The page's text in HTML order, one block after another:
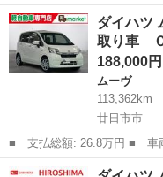
名： ダイハツ ■ 車種名
Ｇ ナビ・フルセグ・ドライ
ディオ・フル...
広島 山県郡 ムーヴ
ダイハツ
取り車
188,000円
ムーヴ
113,362km
廿日市市
■ 支払総額: 26.8万円 ■ 車両本体価格： 188,000 円 ■ メーカー
名： ダイハツ ■ 車種名
広島 廿日市市